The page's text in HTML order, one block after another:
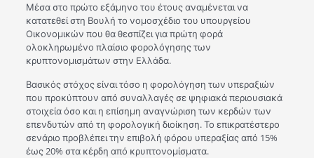
Μέσα στο πρώτο εξάμηνο του έτους αναμένεται να
κατατεθεί στη Βουλή το νομοσχέδιο του υπουργείου
Οικονομικών που θα θεσπίζει για πρώτη φορά
ολοκληρωμένο πλαίσιο φορολόγησης των
κρυπτονομισμάτων στην Ελλάδα.
Βασικός στόχος είναι τόσο η φορολόγηση των υπεραξιών
που προκύπτουν από συναλλαγές σε ψηφιακά περιουσιακά
στοιχεία όσο και η επίσημη αναγνώριση των κερδών των
επενδυτών από τη φορολογική διοίκηση. Το επικρατέστερο
σενάριο προβλέπει την επιβολή φόρου υπεραξίας από 15%
έως 20% στα κέρδη από κρυπτονομίσματα.